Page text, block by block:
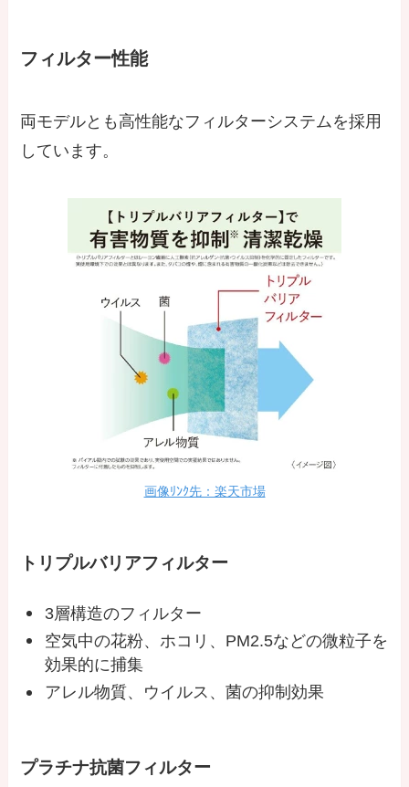
フィルター性能
両モデルとも高性能なフィルターシステムを採用
しています。
画像ﾘﾝｸ先：楽天市場
トリプルバリアフィルター
3層構造のフィルター
空気中の花粉、ホコリ、PM2.5などの微粒子を
効果的に捕集
アレル物質、ウイルス、菌の抑制効果
プラチナ抗菌フィルター